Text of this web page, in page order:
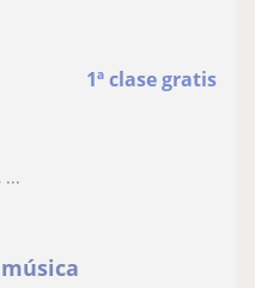
1ª clase gratis
...